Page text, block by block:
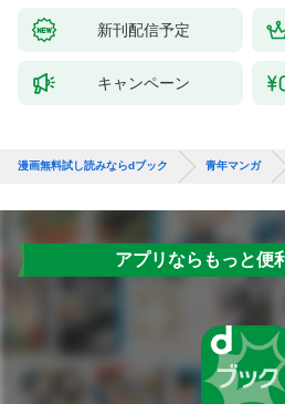
新刊配信予定
キャンペーン
漫画無料試し読みならdブック 青年マンガ
アプリならもっと便